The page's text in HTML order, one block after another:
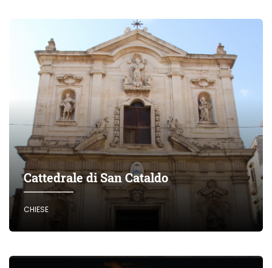
Cattedrale di San Cataldo
CHIESE